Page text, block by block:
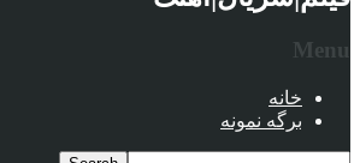
Menu
خانه
برگه نمونه